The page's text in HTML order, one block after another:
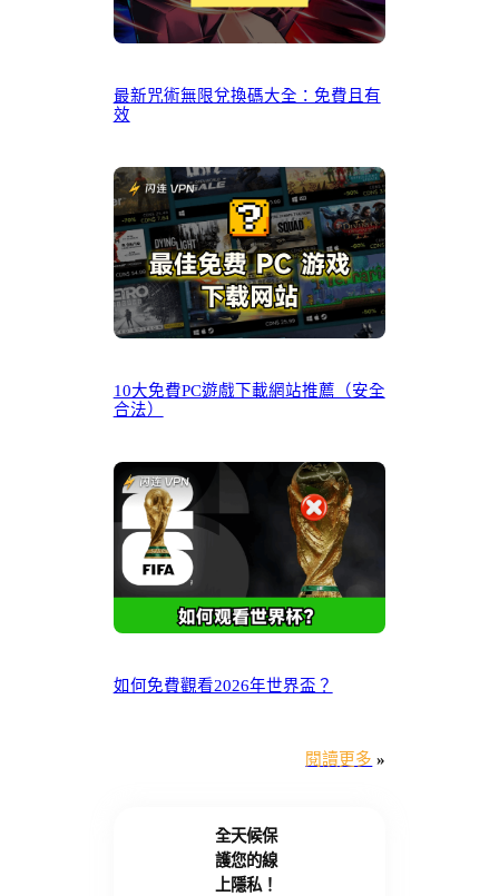
最新咒術無限兌換碼大全：免費且有
效
10大免費PC遊戲下載網站推薦（安全
合法）
如何免費觀看2026年世界盃？
閱讀更多 »
全天候保
護您的線
上隱私！